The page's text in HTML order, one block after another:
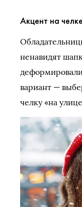
Акцент на челке
ненавидят
вариант —
челку «на